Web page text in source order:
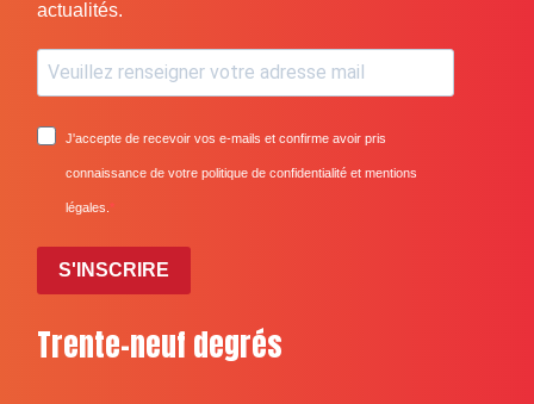
actualités.
J'accepte de recevoir vos e-mails et confirme avoir pris
connaissance de votre politique de confidentialité et mentions
légales.
S'INSCRIRE
Trente-neuf degrés